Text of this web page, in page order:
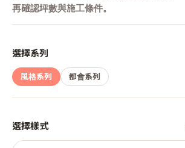
再確認坪數與施工條件。
選擇系列
風格系列 都會系列
選擇樣式